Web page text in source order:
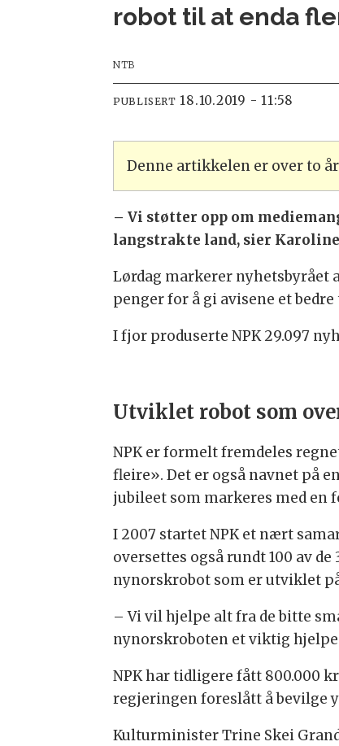
robot til at enda
NTB
PUBLISERT 18.10.2019 - 11:58
Denne artikkelen er over to
– Vi støtter opp om
langstrakte land, sier
Lørdag markerer nyhetsbyrået
penger for å gi avisene et
I fjor produserte NPK 29.097
Utviklet robot som
NPK er formelt fremdeles
fleire». Det er også navnet på
jubileet som markeres med en
I 2007 startet NPK et nært
oversettes også rundt 100 av
nynorskrobot som er utviklet
– Vi vil hjelpe alt fra de bitte
nynorskroboten et viktig
NPK har tidligere fått 800.000
regjeringen foreslått å
Kulturminister Trine Skei